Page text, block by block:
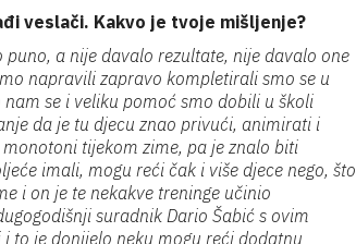
veslači. Kakvo je tvoje mišljenje?
a nije davalo rezultate, nije davalo one
napravili zapravo kompletirali smo se u
se i veliku pomoć smo dobili u školi
da je tu djecu znao privući, animirati i
tijekom zime, pa je znalo biti
imali, mogu reći čak i više djece nego, što
i on je te nekakve treninge učinio
suradnik Dario Šabić s ovim
to je donijelo neku mogu reći dodatnu